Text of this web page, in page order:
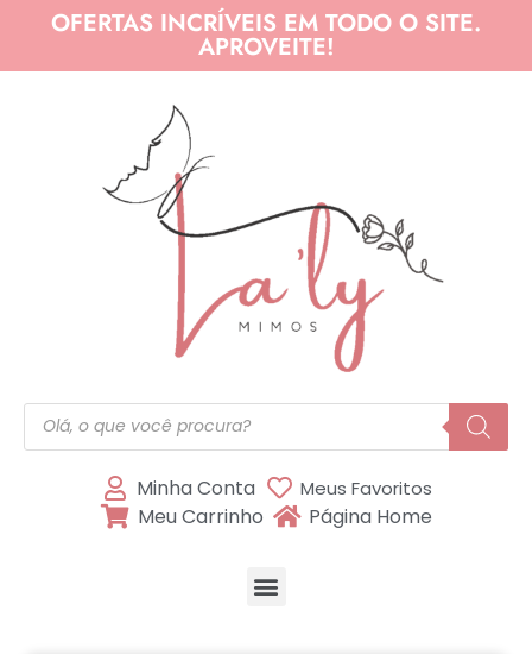
OFERTAS INCRÍVEIS EM TODO O SITE.
APROVEITE!
Minha Conta Meus Favoritos
Meu Carrinho Página Home